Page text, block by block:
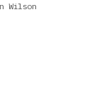
Wilson